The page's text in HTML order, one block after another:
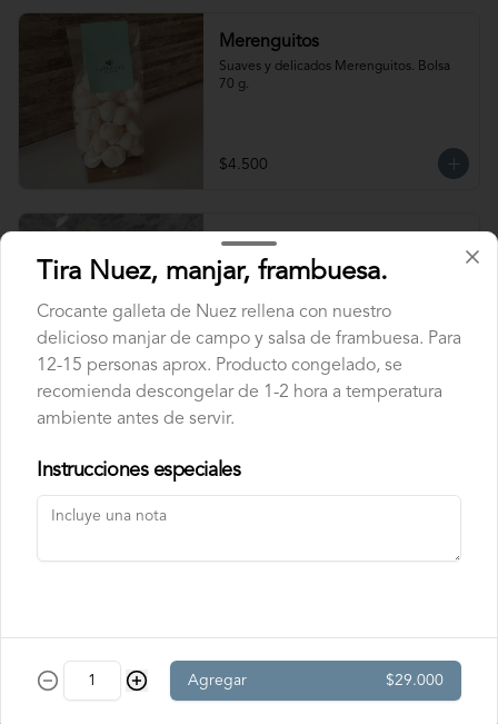
Merenguitos
Suaves y delicados Merenguitos. Bolsa
70 g.
$4.500
Palmera
Crujiente y tradicional palmera de playa.
$2.100
$1.990
Tira Nuez, manjar, frambuesa.
Crocante galleta de Nuez rellena con nuestro
delicioso manjar de campo y salsa de frambuesa. Para
12-15 personas aprox. Producto congelado, se
recomienda descongelar de 1-2 hora a temperatura
ambiente antes de servir.
Instrucciones especiales
Agregar $29.000